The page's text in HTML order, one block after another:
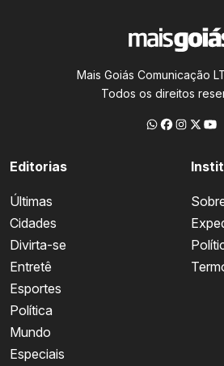
Mais Goiás Comunicação
Todos os direitos
Editorias
Últimas
Cidades
Divirta-se
Entretê
Esportes
Política
Mundo
Especiais